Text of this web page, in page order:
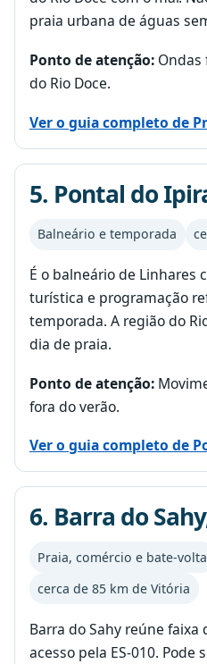
praia urbana de águas
Ponto de atenção: Ondas
do Rio Doce.
Ver o guia completo de
5. Pontal do
Balneário e temporada
É o balneário de Linhares
turística e programação
temporada. A região do
dia de praia.
Ponto de atenção:
fora do verão.
Ver o guia completo de
6. Barra do
Praia, comércio e bate-volta
cerca de 85 km de Vitória
Barra do Sahy reúne faixa
acesso pela ES-010. Pode